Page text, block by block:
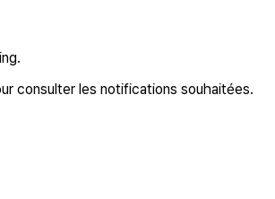
consulter les notifications souhaitées.